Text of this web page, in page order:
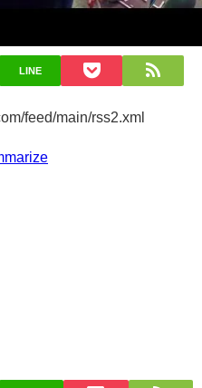
LINE
feed/main/rss2.xml